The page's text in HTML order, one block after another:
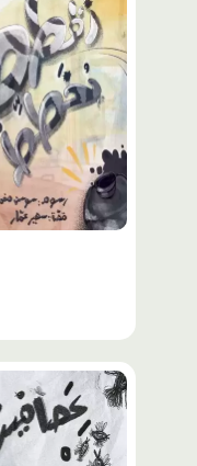
محتوى
مميّز